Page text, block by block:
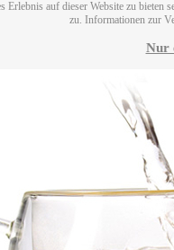
Erlebnis auf dieser Website zu
zu. Informationen zur
Nur